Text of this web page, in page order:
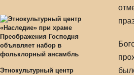
Этнокультурный центр